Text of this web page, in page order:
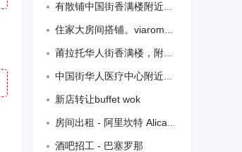
有散铺中国街香满楼附近、有空调、洗衣机、冰箱、干净整洁、购物出行方便、可烧饭 3
住家大房间搭铺。viaroma红袋子附近小學附近3392666679，
莆拉托华人街香满楼，附近临时家庭旅馆，，夫妻房间有空调，，中点房，，单人床，，卫
中国街华人医疗中心附近正式房间，阁楼带空调，可临时搭铺
新店转让buffet wok
房间出租 - 阿里坎特 Alicante 624225463
酒吧招工 - 巴塞罗那